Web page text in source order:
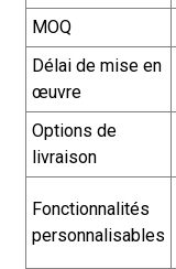
MOQ
Délai de mise en
œuvre
Options de
livraison
Fonctionnalités
personnalisables